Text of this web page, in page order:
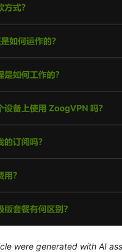
were generated with AI